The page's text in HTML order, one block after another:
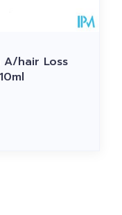
hair Loss